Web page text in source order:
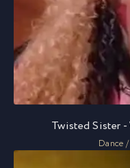
Twisted Sister
Dance